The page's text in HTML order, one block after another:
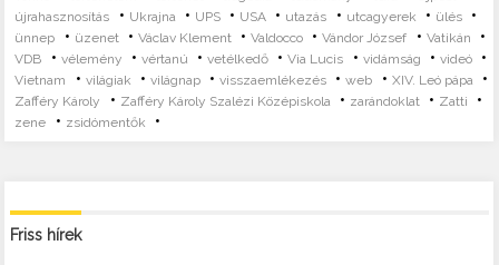
újrahasznosítás • Ukrajna • UPS • USA • utazás • utcagyerek • ülés •
ünnep • üzenet • Václav Klement •Valdocco •Vándor József • Vatikán •
VDB • vélemény • vértanú •vetélkedő •Via Lucis • vidámság • videó •
Vietnam • világiak • világnap •visszaemlékezés •web • XIV. Leó pápa •
Zafféry Károly • Zafféry Károly Szalézi Középiskola • zarándoklat • Zatti •
zene • zsidómentők •
Friss hírek